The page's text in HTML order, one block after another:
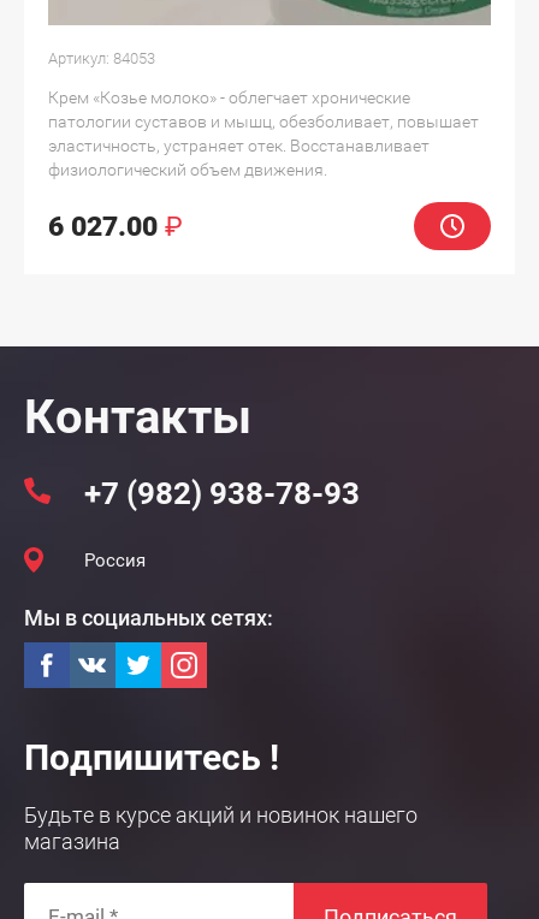
Артикул: 84053
Крем «Козье молоко» - облегчает хронические
патологии суставов и мышц, обезболивает, повышает
эластичность, устраняет отек. Восстанавливает
физиологический объем движения.
6 027.00 ₽
Подпишитесь !
Будьте в курсе акций и новинок нашего
магазина
Контакты
+7 (982) 938-78-93
Россия
Мы в социальных сетях: